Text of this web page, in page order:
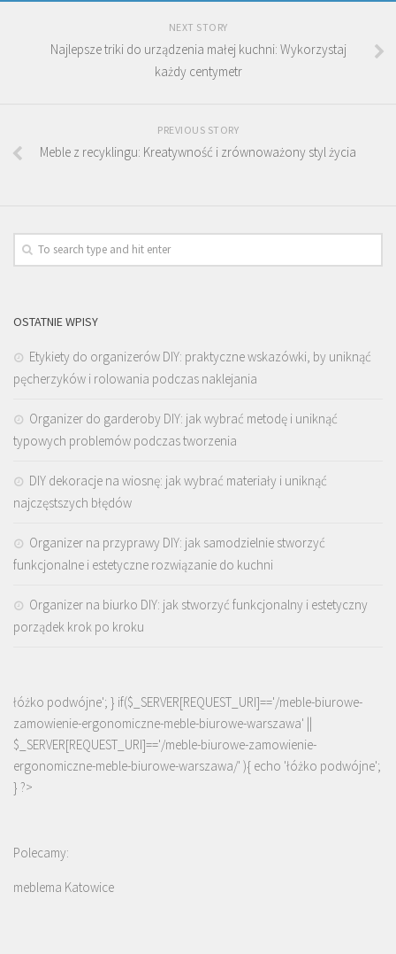
NEXT STORY
Najlepsze triki do urządzenia małej kuchni: Wykorzystaj
każdy centymetr
PREVIOUS STORY
Meble z recyklingu: Kreatywność i zrównoważony styl życia
OSTATNIE WPISY
Etykiety do organizerów DIY: praktyczne wskazówki, by uniknąć
pęcherzyków i rolowania podczas naklejania
Organizer do garderoby DIY: jak wybrać metodę i uniknąć
typowych problemów podczas tworzenia
DIY dekoracje na wiosnę: jak wybrać materiały i uniknąć
najczęstszych błędów
Organizer na przyprawy DIY: jak samodzielnie stworzyć
funkcjonalne i estetyczne rozwiązanie do kuchni
Organizer na biurko DIY: jak stworzyć funkcjonalny i estetyczny
porządek krok po kroku
łóżko podwójne'; } if($_SERVER[REQUEST_URI]=='/meble-biurowe-
zamowienie-ergonomiczne-meble-biurowe-warszawa' ||
$_SERVER[REQUEST_URI]=='/meble-biurowe-zamowienie-
ergonomiczne-meble-biurowe-warszawa/' ){ echo 'łóżko podwójne';
} ?>
Polecamy:
meblema Katowice